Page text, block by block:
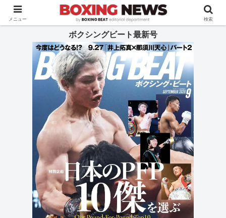
BOXING BEAT [ボクシング・ビート] 公式サイト
ボクシングビート最新号
メニュー 検索